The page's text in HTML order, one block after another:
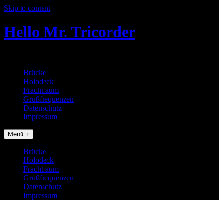
Skip to content
Hello Mr. Tricorder
Brücke
Holodeck
Frachtraum
Grußfrequenzen
Datenschutz
Impressum
Menü +
Brücke
Holodeck
Frachtraum
Grußfrequenzen
Datenschutz
Impressum